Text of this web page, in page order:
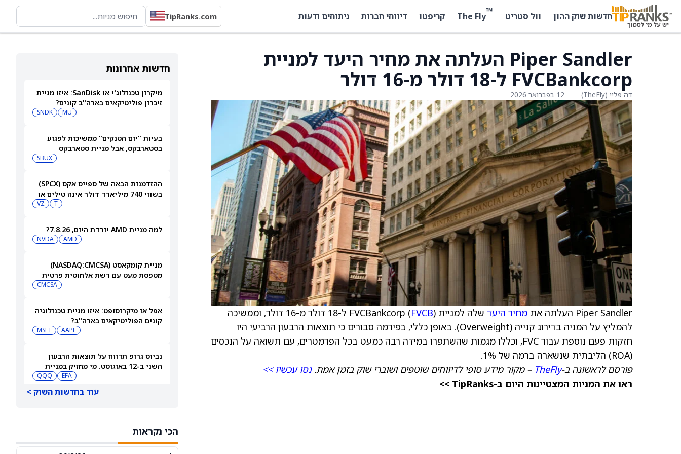
חדשות שוק ההון וול סטריט ™
The Fly קריפטו דיווחי חברות ניתוחים ודעות TipRanks.com
חדשות אחרונות
מיקרון טכנולוג'י או SanDisk: איזו מניית
זיכרון פוליטיקאים בארה"ב קונים?
MU
SNDK
בעיות "יום הטנקים" ממשיכות לפגוע
בסטארבקס, אבל מניית סטארבקס
SBUX
ההזדמנות הבאה של ספייס אקס (SPCX)
בשווי 740 מיליארד דולר אינה טילים או
T
VZ
למה מניית AMD יורדת היום, 7.8.26?
AMD
NVDA
מניית קומקאסט (NASDAQ:CMCSA)
מטפסת מעט עם רשת אלחוטית פרטית
CMCSA
אפל או מיקרוסופט: איזו מניית טכנולוגיה
קונים הפוליטיקאים בארה"ב?
AAPL
MSFT
נביוס גרופ תדווח על תוצאות הרבעון
השני ב-12 באוגוסט. מי מחזיק במניית
EFA
QQQ
ארצ'ר אבייישן תדווח על תוצאות הרבעון
עוד בחדשות השוק >
הכי נקראות
Piper Sandler העלתה את מחיר היעד למניית
FVCBankcorp ל-18 דולר מ-16 דולר
דה פליי (TheFly) 12 בפברואר 2026
Piper Sandler העלתה את מחיר היעד שלה למניית FVCBankcorp ( FVCB
) ל-18 דולר מ-16 דולר, וממשיכה
להמליץ על המניה בדירוג קנייה (Overweight). באופן כללי, בפירמה סבורים כי תוצאות הרבעון הרביעי היו
חזקות פעם נוספת עבור FVC, וכללו מגמות שהשתפרו במידה רבה כמעט בכל הפרמטרים, עם תשואה על הנכסים
(ROA) הליבתית שנשארה ברמה של 1%.
פורסם לראשונה ב-TheFly – מקור מידע סופי לדיווחים שוטפים ושוברי שוק בזמן אמת.נסו עכשיו >>
ראו את המניות המצטיינות היום ב-TipRanks >>